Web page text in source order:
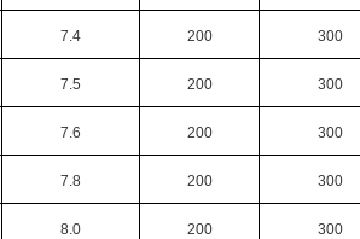
7.4 200 300
7.5 200 300
7.6 200 300
7.8 200 300
8.0 200 300